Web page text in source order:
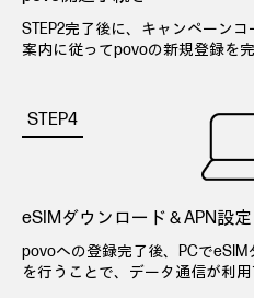
STEP2完了後に、キャンペーンコ
案内に従ってpovoの新規登録を
eSIMダウンロード＆APN設定
povoへの登録完了後、PCで
を行うことで、データ通信が利用